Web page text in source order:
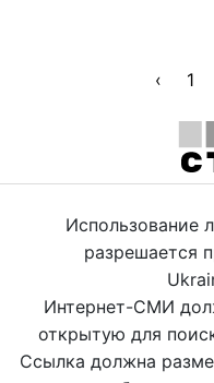
‹ 1
Использование
разрешается
Интернет-СМИ
открытую для
Ссылка должна